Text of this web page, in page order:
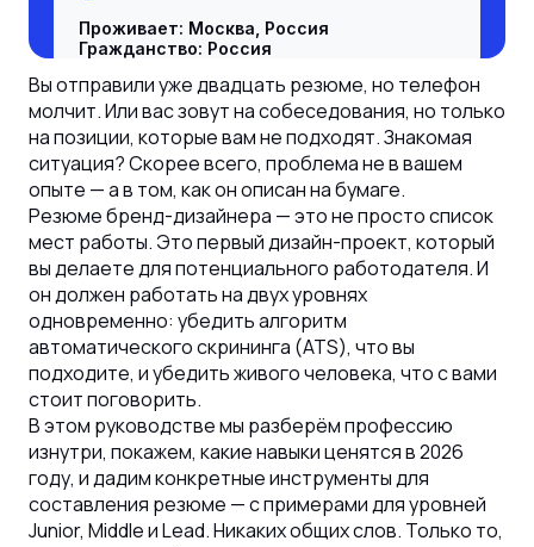
Проживает: Москва, Россия
Гражданство: Россия
Не готов к переезду, не готов к
командировкам
Желаемая должность и зарплата
Бренд дизайнер
Специализации:
Бренд дизайнер
Занятость: полная занятость
График работы: полный день
Время в пути до работы: не имеет
значения
Вы отправили уже двадцать резюме, но телефон
молчит. Или вас зовут на собеседования, но только
на позиции, которые вам не подходят. Знакомая
ситуация? Скорее всего, проблема не в вашем
опыте — а в том, как он описан на бумаге.
Резюме бренд-дизайнера — это не просто список
мест работы. Это первый дизайн-проект, который
вы делаете для потенциального работодателя. И
он должен работать на двух уровнях
одновременно: убедить алгоритм
автоматического скрининга (ATS), что вы
подходите, и убедить живого человека, что с вами
стоит поговорить.
В этом руководстве мы разберём профессию
изнутри, покажем, какие навыки ценятся в 2026
году, и дадим конкретные инструменты для
составления резюме — с примерами для уровней
Junior, Middle и Lead. Никаких общих слов. Только то,